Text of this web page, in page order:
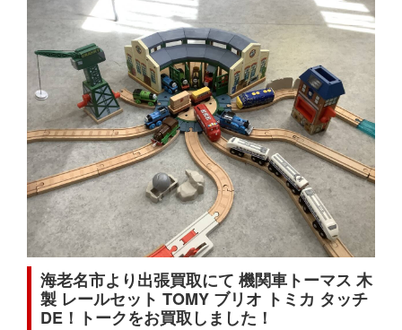
海老名市より出張買取にて 機関車トーマス 木
製 レールセット TOMY ブリオ トミカ タッチ
DE！トークをお買取しました！